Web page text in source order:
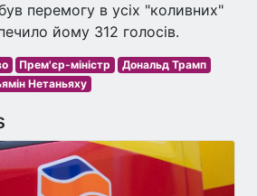
перемогу в усіх "коливних"
йому 312 голосів.
Прем'єр-міністр
Дональд Трамп
Нетаньяху